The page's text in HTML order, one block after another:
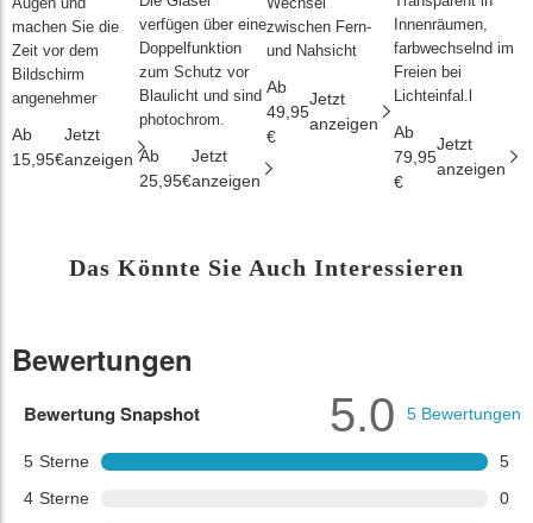
machen Sie die
Zeit vor dem
Bildschirm
angenehmer
Ab
15,95€
Jetzt
anzeigen
verfügen über eine
Doppelfunktion
zum Schutz vor
Blaulicht und sind
photochrom.
Ab
25,95€
Jetzt
anzeigen
zwischen Fern-
und Nahsicht
Ab
49,95
€
Jetzt
anzeigen
Innenräumen,
farbwechselnd im
Freien bei
Lichteinfal.l
Ab
79,95
€
Jetzt
anzeigen
Das Könnte Sie Auch Interessieren
Bewertungen
Bewertung Snapshot
5 Sterne
5
4 Sterne
0
5.0 5 Bewertungen